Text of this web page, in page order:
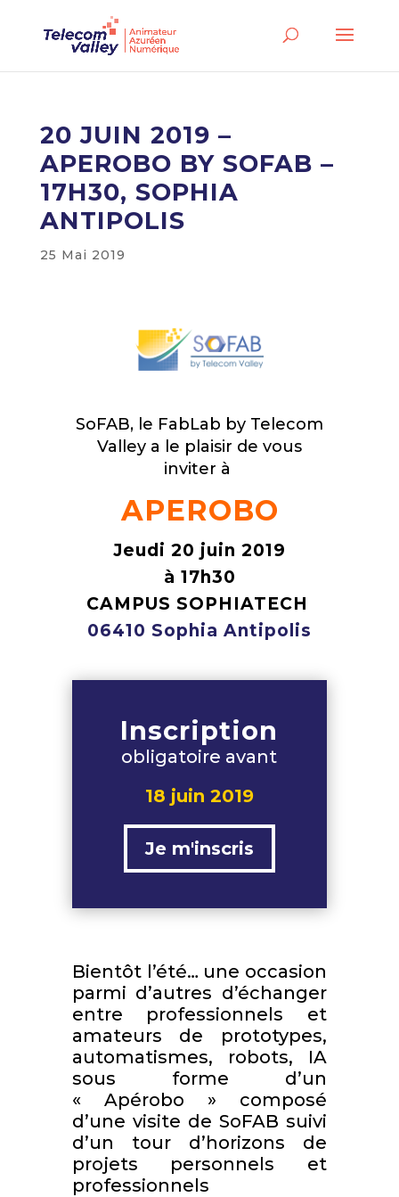
20 JUIN 2019 –
APEROBO BY SOFAB –
17H30, SOPHIA
ANTIPOLIS
25 Mai 2019
SoFAB, le FabLab by Telecom
Valley a le plaisir de vous
inviter à
APEROBO
Jeudi 20 juin 2019
à 17h30
CAMPUS SOPHIATECH
06410 Sophia Antipolis
Inscription
obligatoire avant
18 juin 2019
Je m'inscris
Bientôt l’été… une occasion
parmi d’autres d’échanger
entre professionnels et
amateurs de prototypes,
automatismes, robots, IA
sous forme d’un
« Apérobo » composé
d’une visite de SoFAB suivi
d’un tour d’horizons de
projets personnels et
professionnels